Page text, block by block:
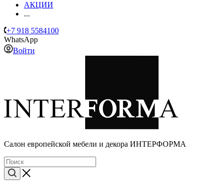
АКЦИИ
...
+7 918 5584100
WhatsApp
Войти
Cалон европейской мебели и декора ИНТЕРФОРМА